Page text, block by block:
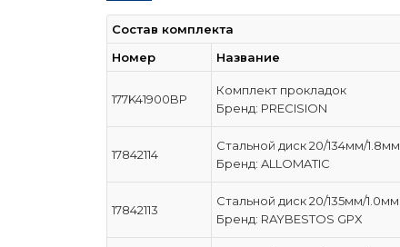
Состав комплекта
Номер
Название
177K41900BP
Комплект прокладок
Бренд: PRECISION
17842114
Стальной диск 20/134мм/1.8мм
Бренд: ALLOMATIC
17842113
Стальной диск 20/135мм/1.0мм
Бренд: RAYBESTOS GPX